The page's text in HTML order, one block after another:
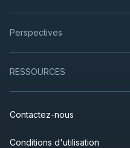
Perspectives
RESSOURCES
Contactez-nous
Conditions d'utilisation